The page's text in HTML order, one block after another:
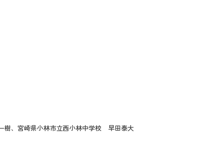
、宮崎県小林市立西小林中学校 早田泰大